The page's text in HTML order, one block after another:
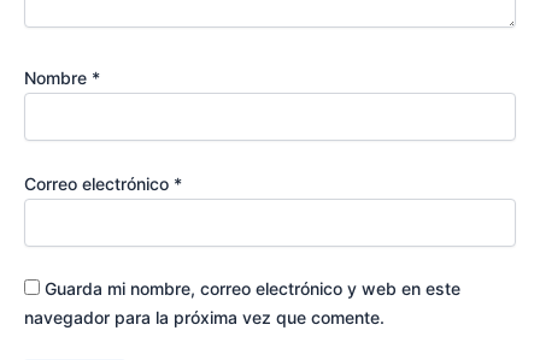
Nombre *
Correo electrónico *
Guarda mi nombre, correo electrónico y web en este
navegador para la próxima vez que comente.